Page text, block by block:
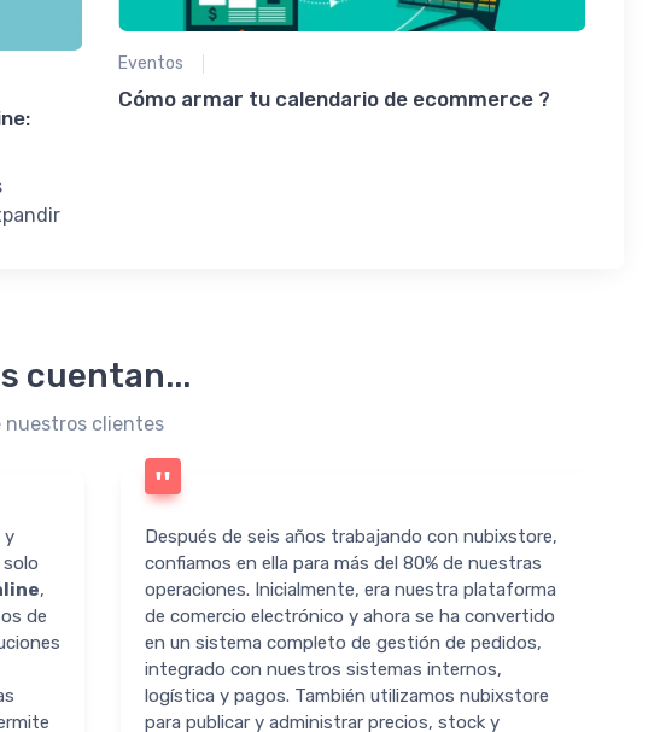
Eventos
Cómo armar tu calendario de ecommerce ?
cuentan...
nuestros clientes
y
,
de
Después de seis años trabajando con nubixstore,
confiamos en ella para más del 80% de nuestras
operaciones. Inicialmente, era nuestra plataforma
de comercio electrónico y ahora se ha convertido
en un sistema completo de gestión de pedidos,
integrado con nuestros sistemas internos,
logística y pagos. También utilizamos nubixstore
para publicar y administrar precios, stock y